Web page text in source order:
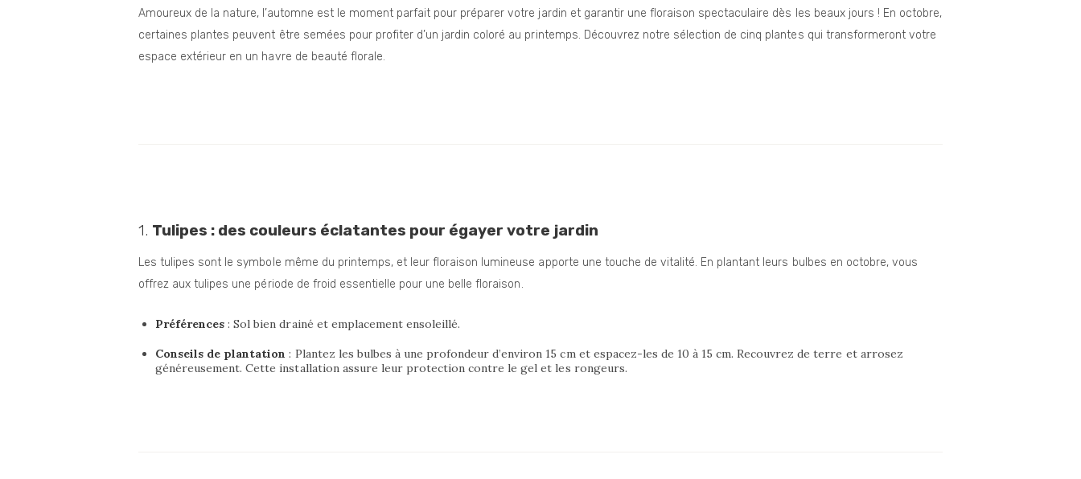
Amoureux de la nature, l’automne est le moment parfait pour préparer votre jardin et garantir une floraison spectaculaire dès les beaux jours ! En octobre,
certaines plantes peuvent être semées pour profiter d’un jardin coloré au printemps. Découvrez notre sélection de cinq plantes qui transformeront votre
espace extérieur en un havre de beauté florale.
1. Tulipes : des couleurs éclatantes pour égayer votre jardin
Les tulipes sont le symbole même du printemps, et leur floraison lumineuse apporte une touche de vitalité. En plantant leurs bulbes en octobre, vous
offrez aux tulipes une période de froid essentielle pour une belle floraison.
Préférences : Sol bien drainé et emplacement ensoleillé.
Conseils de plantation : Plantez les bulbes à une profondeur d’environ 15 cm et espacez-les de 10 à 15 cm. Recouvrez de terre et arrosez
généreusement. Cette installation assure leur protection contre le gel et les rongeurs.